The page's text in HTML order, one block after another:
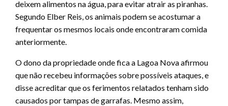
deixem alimentos na água, para evitar atrair as piranhas.
Segundo Elber Reis, os animais podem se acostumar a
frequentar os mesmos locais onde encontraram comida
anteriormente.
O dono da propriedade onde fica a Lagoa Nova afirmou
que não recebeu informações sobre possíveis ataques, e
disse acreditar que os ferimentos relatados tenham sido
causados por tampas de garrafas. Mesmo assim,